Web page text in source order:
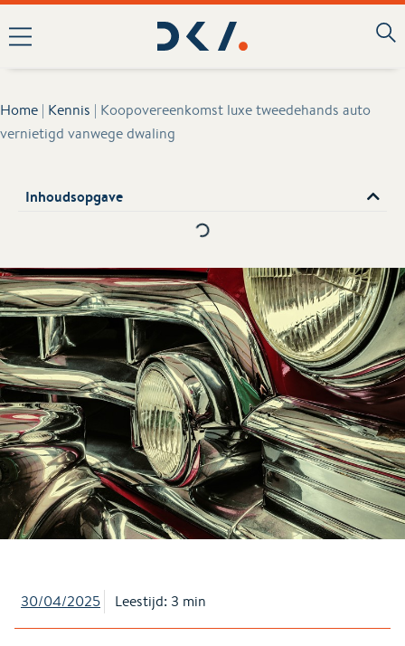
Home | Kennis | Koopovereenkomst luxe tweedehands auto
vernietigd vanwege dwaling
Inhoudsopgave
30/04/2025 Leestijd: 3 min